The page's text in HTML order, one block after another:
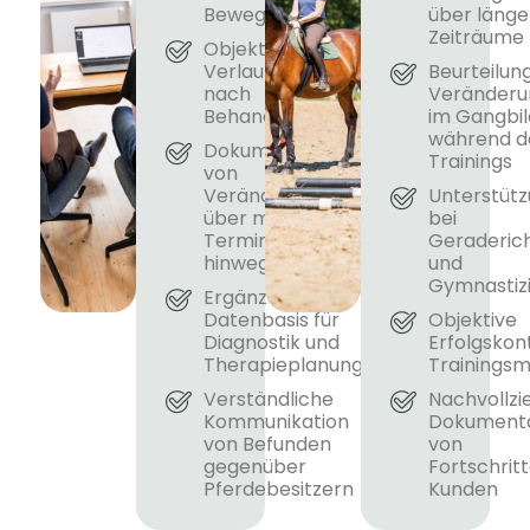
Bewegungsauffälligkeiten
Objektive
Verlaufskontrolle
nach
Behandlungen
Dokumentation
von
Veränderungen
über mehrere
Termine
hinweg
Ergänzende
Datenbasis für
Diagnostik und
Therapieplanung
Verständliche
Kommunikation
von Befunden
gegenüber
Pferdebesitzern
über
Zeiträume
im
während
Trainings
bei
und
Objektive
von
Kunden